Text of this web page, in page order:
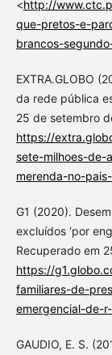
<http://
que-pretos-e-
brancos-
EXTRA.GLOBO
da rede pública
25 de setembro
https://
sete-milhoes-de-
merenda-no-
G1 (2020).
excluídos ‘por
Recuperado em
https://
familiares-de-
emergencial-de-
GAUDIO, E. S.